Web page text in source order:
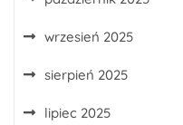
wrzesień 2025
sierpień 2025
lipiec 2025